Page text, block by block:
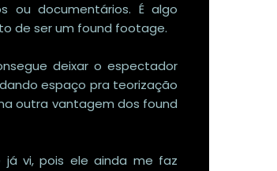
ou documentários. É algo
de ser um found footage.
deixar o espectador
espaço pra teorização
outra vantagem dos found
já vi, pois ele ainda me faz